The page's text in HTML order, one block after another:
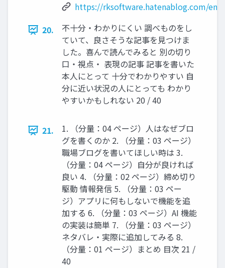
https://rksoftware.hatenablog.com/
20.
不十分・わかりにくい 調べものをし
ていて、良さそうな記事を見つけま
した。喜んで読んでみると 別の切り
口・視点・ 表現の記事 記事を書いた
本人にとって 十分でわかりやすい 自
分に近い状況の人にとっても わかり
やすいかもしれない 20 / 40
21.
1. （分量：04 ページ）人はなぜブロ
グを書くのか 2. （分量：03 ページ）
職場ブログを書いてほしい時は 3.
（分量：04 ページ）自分が良ければ
良い 4. （分量：02 ページ）締め切り
駆動 情報発信 5. （分量：03 ペー
ジ）アプリに何もしないで機能を追
加する 6. （分量：03 ページ）AI 機能
の実装は簡単 7. （分量：03 ページ）
ネタバレ・実際に追加してみる 8.
（分量：01 ページ）まとめ 目次 21 /
40